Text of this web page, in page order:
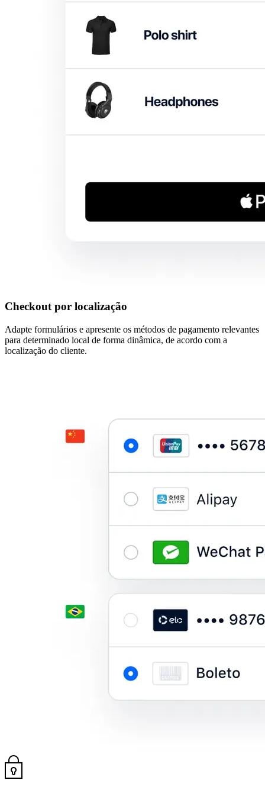
Checkout por localização
Adapte formulários e apresente os métodos de pagamento relevantes
para determinado local de forma dinâmica, de acordo com a
localização do cliente.